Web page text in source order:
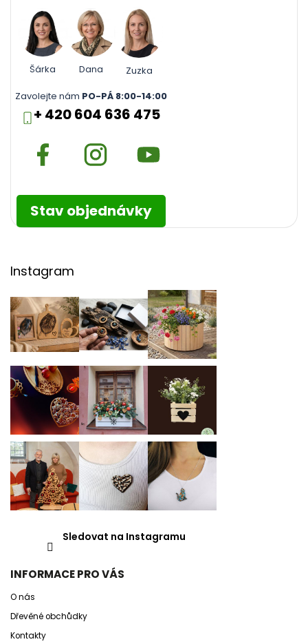
Šárka Dana
Zuzka
Zavolejte nám PO-PÁ 8:00-14:00
+ 420 604 636 475
Stav objednávky
Instagram
Sledovat na Instagramu
INFORMACE PRO VÁS
O nás
Dřevěné obchůdky
Kontakty